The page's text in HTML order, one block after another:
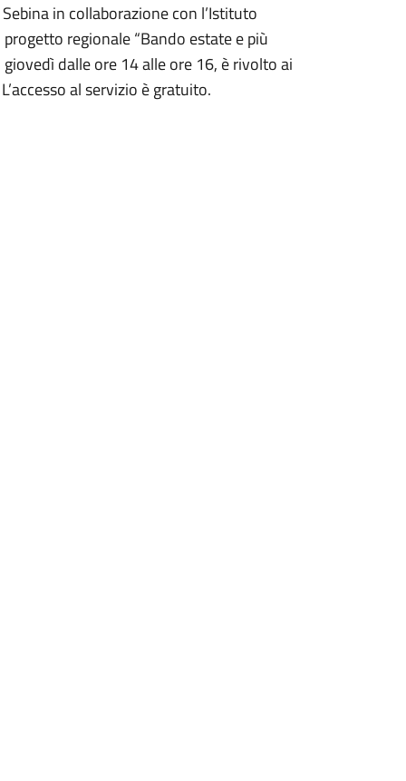
in collaborazione con l’Istituto
regionale “Bando estate e più
dalle ore 14 alle ore 16, è rivolto ai
al servizio è gratuito.